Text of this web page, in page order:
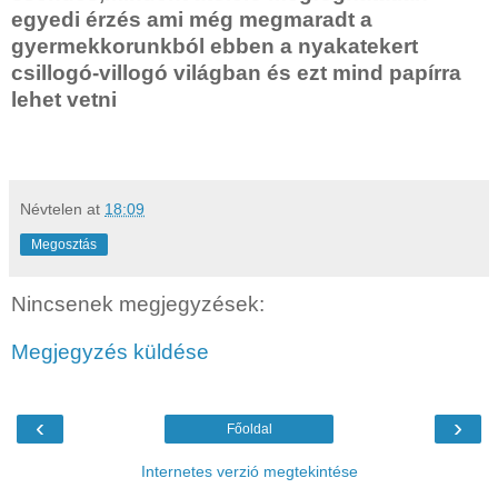
egyedi érzés ami még megmaradt a
gyermekkorunkból ebben a nyakatekert
csillogó-villogó világban és ezt mind papírra
lehet vetni
Névtelen at 18:09
Megosztás
Nincsenek megjegyzések:
Megjegyzés küldése
‹ ›
Főoldal
Internetes verzió megtekintése